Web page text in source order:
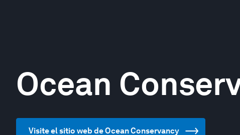
Ocean
Visite el sitio web de Ocean Conservancy